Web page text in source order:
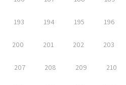
193 194 195 196
200 201 202 203
207 208 209 210